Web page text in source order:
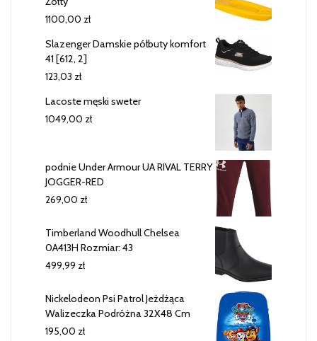
1100,00 zł
Slazenger Damskie półbuty komfort
41 [612, 2]
123,03 zł
Lacoste męski sweter
1049,00 zł
podnie Under Armour UA RIVAL TERRY
JOGGER-RED
269,00 zł
Timberland Woodhull Chelsea
0A413H Rozmiar: 43
499,99 zł
Nickelodeon Psi Patrol Jeżdżąca
Walizeczka Podróżna 32X48 Cm
195,00 zł